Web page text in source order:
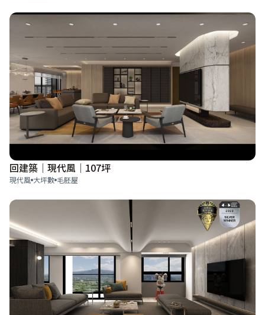
回建築│現代風│107坪
現代風 大坪數 毛胚屋